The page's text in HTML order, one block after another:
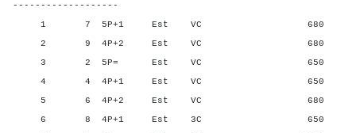
-------------------
1 7 5P+1 Est VC 680
2 9 4P+2 Est VC 680
3 2 5P= Est VC 650
4 4 4P+1 Est VC 650
5 6 4P+2 Est VC 680
6 8 4P+1 Est 3C 650